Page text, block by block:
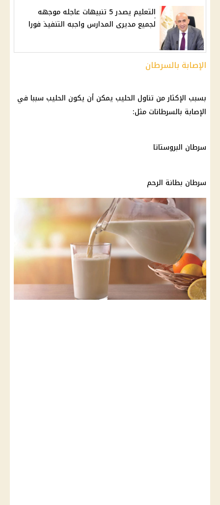
التعليم يصدر 5 تنبيهات عاجله موجهه
لجميع مديرى المدارس واجبه التنفيذ فورا
الإصابة بالسرطان
بسبب الإكثار من تناول الحليب يمكن أن يكون الحليب سببا في
الإصابة بالسرطانات مثل:
سرطان البروستاتا
سرطان بطانة الرحم